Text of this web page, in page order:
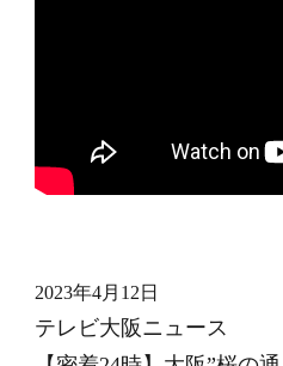
2023年4月12日
テレビ大阪ニュース